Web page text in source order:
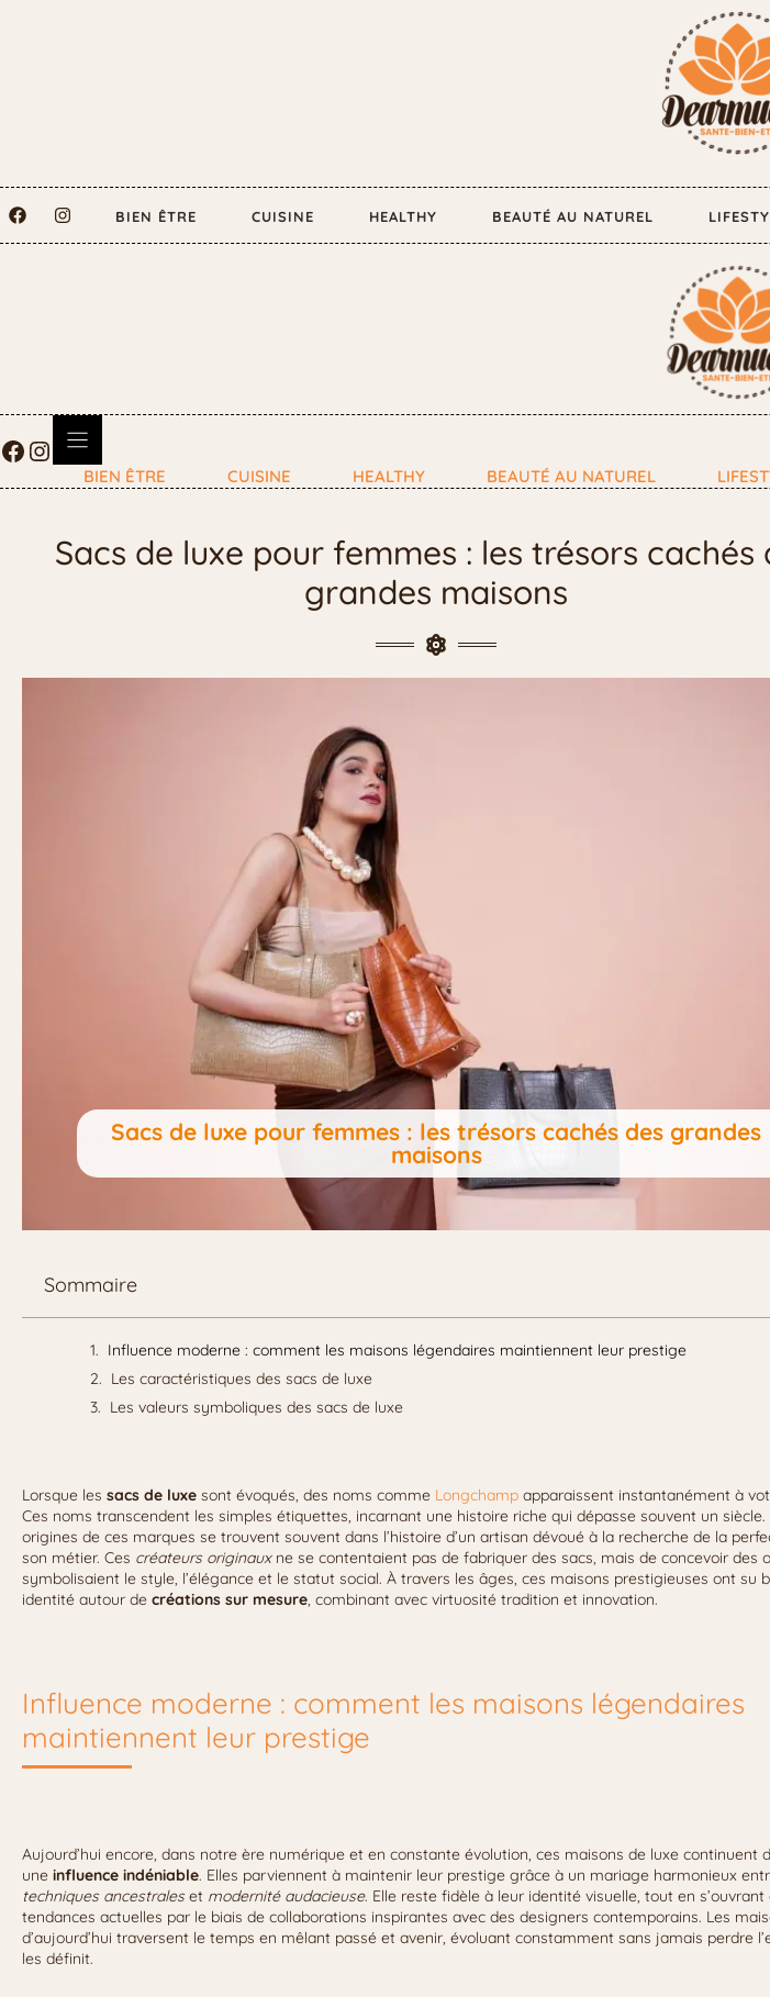
BIEN ÊTRE CUISINE HEALTHY BEAUTÉ AU NATUREL
BIEN ÊTRE CUISINE HEALTHY BEAUTÉ AU NATUREL
Sacs de luxe pour femmes : les trésors cachés
grandes maisons
Sacs de luxe pour femmes : les trésors cachés des grandes
maisons
Sommaire
Influence moderne : comment les maisons légendaires maintiennent leur prestige
Les caractéristiques des sacs de luxe
Les valeurs symboliques des sacs de luxe
Lorsque les sacs de luxe sont évoqués, des noms comme Longchamp apparaissent instantanément à
Ces noms transcendent les simples étiquettes, incarnant une histoire riche qui dépasse souvent un siècle.
origines de ces marques se trouvent souvent dans l’histoire d’un artisan dévoué à la recherche de la
son métier. Ces créateurs originauxne se contentaient pas de fabriquer des sacs, mais de concevoir des
symbolisaient le style, l’élégance et le statut social. À travers les âges, ces maisons prestigieuses ont su
identité autour de créations sur mesure, combinant avec virtuosité tradition et innovation.
Influence moderne : comment les maisons légendaires
maintiennent leur prestige
Aujourd’hui encore, dans notre ère numérique et en constante évolution, ces maisons de luxe continuent
une influence indéniable. Elles parviennent à maintenir leur prestige grâce à un mariage harmonieux
techniques ancestraleset modernité audacieuse. Elle reste fidèle à leur identité visuelle, tout en s’ouvrant
tendances actuelles par le biais de collaborations inspirantes avec des designers contemporains. Les
d’aujourd’hui traversent le temps en mêlant passé et avenir, évoluant constamment sans jamais perdre
les définit.